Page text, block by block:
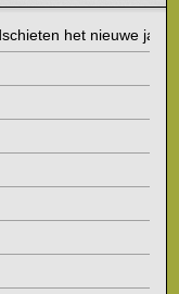
het nieuwe jaar